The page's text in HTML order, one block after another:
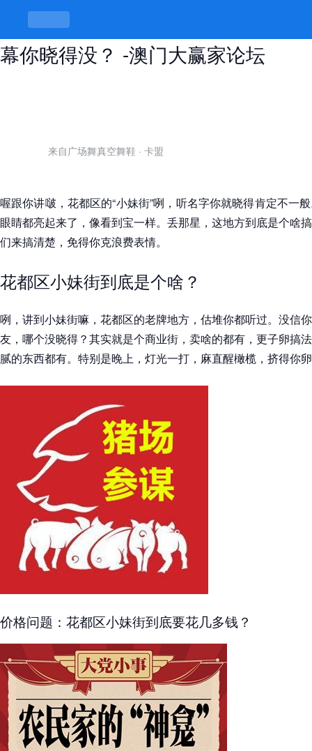
花都区小妹街多少钱一条街，价格内
幕你晓得没？ -澳门大赢家论坛
来自广场舞真空舞鞋 · 卡盟
喔跟你讲啵，花都区的“小妹街”咧，听名字你就晓得肯定不一
眼睛都亮起来了，像看到宝一样。丢那星，这地方到底是个啥
们来搞清楚，免得你克浪费表情。
花都区小妹街到底是个啥？
咧，讲到小妹街嘛，花都区的老牌地方，估堆你都听过。没信
友，哪个没晓得？其实就是个商业街，卖啥的都有，更子卵搞
腻的东西都有。特别是晚上，灯光一打，麻直醒橄榄，挤得你
价格问题：花都区小妹街到底要花几多钱？